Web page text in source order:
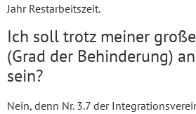
Jahr Restarbeitszeit.
Ich soll trotz meiner
(Grad der Behinderung)
sein?
Nein, denn Nr. 3.7 der